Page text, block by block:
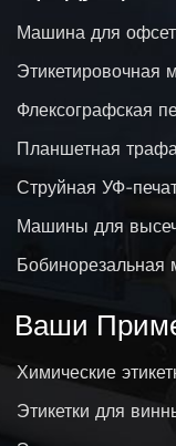
Машина для
Этикетировочная
Флексографская
Планшетная
Струйная УФ-
Машины для
Бобинорезальная
Ваши
Химические
Этикетки для